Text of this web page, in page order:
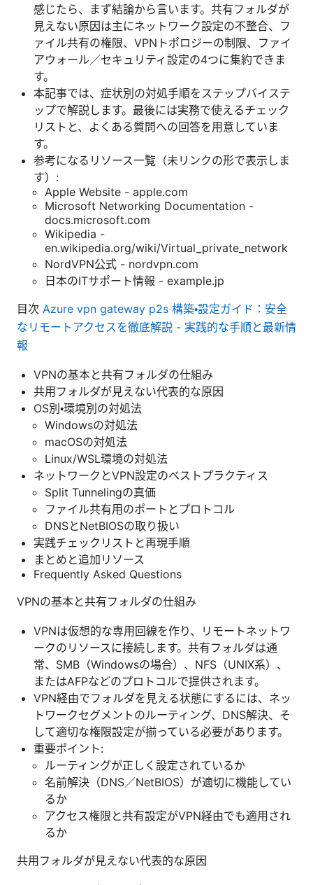
感じたら、まず結論から言います。共有フォルダが
見えない原因は主にネットワーク設定の不整合、フ
ァイル共有の権限、VPNトポロジーの制限、ファイ
アウォール／セキュリティ設定の4つに集約できま
す。
本記事では、症状別の対処手順をステップバイステ
ップで解説します。最後には実務で使えるチェック
リストと、よくある質問への回答を用意していま
す。
参考になるリソース一覧（未リンクの形で表示しま
す）:
Apple Website - apple.com
Microsoft Networking Documentation -
docs.microsoft.com
Wikipedia -
en.wikipedia.org/wiki/Virtual_private_network
NordVPN公式 - nordvpn.com
日本のITサポート情報 - example.jp
目次 Azure vpn gateway p2s 構築・設定ガイド：安全
なリモートアクセスを徹底解説 - 実践的な手順と最新情
報
VPNの基本と共有フォルダの仕組み
共用フォルダが見えない代表的な原因
OS別・環境別の対処法
Windowsの対処法
macOSの対処法
Linux/WSL環境の対処法
ネットワークとVPN設定のベストプラクティス
Split Tunnelingの真価
ファイル共有用のポートとプロトコル
DNSとNetBIOSの取り扱い
実践チェックリストと再現手順
まとめと追加リソース
Frequently Asked Questions
VPNの基本と共有フォルダの仕組み
VPNは仮想的な専用回線を作り、リモートネットワ
ークのリソースに接続します。共有フォルダは通
常、SMB（Windowsの場合）、NFS（UNIX系）、
またはAFPなどのプロトコルで提供されます。
VPN経由でフォルダを見える状態にするには、ネッ
トワークセグメントのルーティング、DNS解決、そ
して適切な権限設定が揃っている必要があります。
重要ポイント:
ルーティングが正しく設定されているか
名前解決（DNS／NetBIOS）が適切に機能してい
るか
アクセス権限と共有設定がVPN経由でも適用され
るか
共用フォルダが見えない代表的な原因